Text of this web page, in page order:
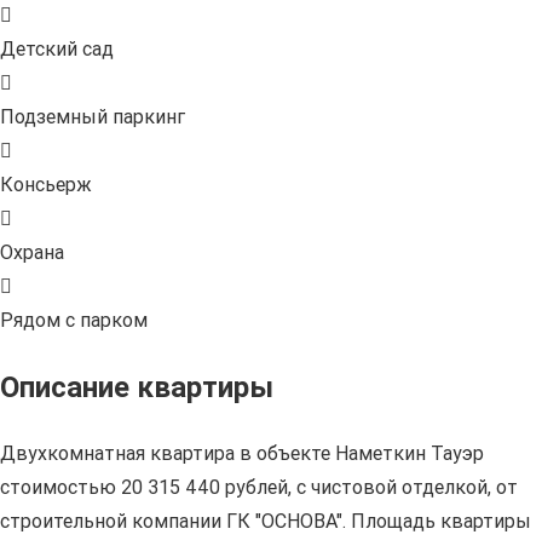
Детский сад
Подземный паркинг
Консьерж
Охрана
Рядом с парком
Описание квартиры
Двухкомнатная квартира в объекте Наметкин Тауэр
стоимостью 20 315 440 рублей, с чистовой отделкой, от
строительной компании ГК "ОСНОВА". Площадь квартиры